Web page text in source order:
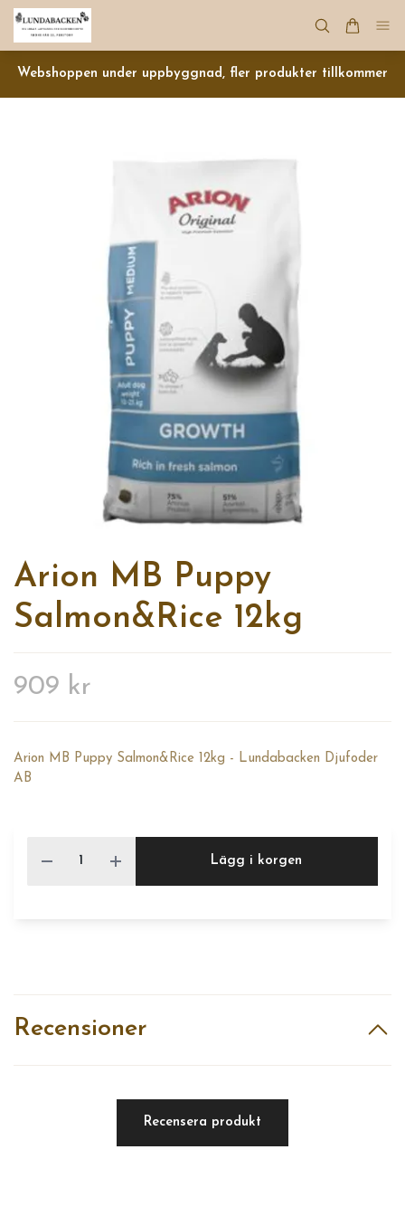
Webshoppen under uppbyggnad, fler produkter tillkommer
Arion MB Puppy
Salmon&Rice 12kg
909 kr
Arion MB Puppy Salmon&Rice 12kg - Lundabacken Djufoder
AB
Lägg i korgen
Recensioner
Recensera produkt